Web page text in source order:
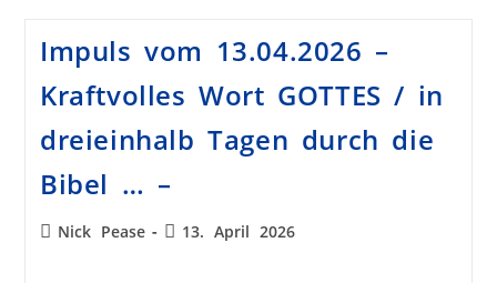
Impuls vom 13.04.2026 –
Kraftvolles Wort GOTTES / in
dreieinhalb Tagen durch die
Bibel … –
Nick Pease 13. April 2026